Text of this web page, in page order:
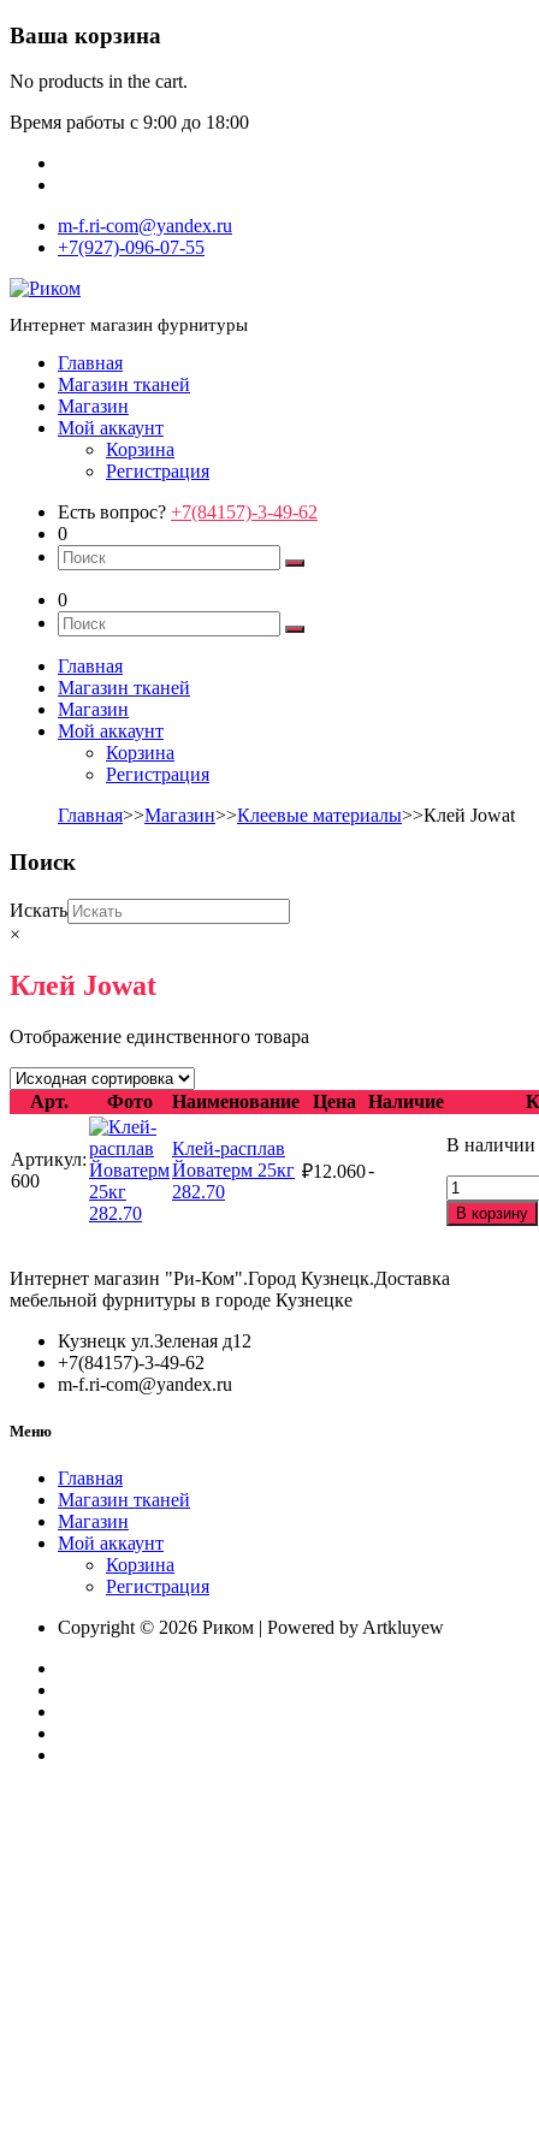
Ваша корзина
No products in the cart.
Время работы с 9:00 до 18:00
m-f.ri-com@yandex.ru
+7(927)-096-07-55
Интернет магазин фурнитуры
Главная
Магазин тканей
Магазин
Мой аккаунт
Корзина
Регистрация
Есть вопрос? +7(84157)-3-49-62
0
0
Главная
Магазин тканей
Магазин
Мой аккаунт
Корзина
Регистрация
Главная>>Магазин>>Клеевые материалы>>Клей Jowat
Поиск
Искать
×
Клей Jowat
Отображение единственного товара
Арт. Фото Наименование Цена Наличие
Артикул:
600
Клей-расплав
Йоватерм 25кг
282.70
₽12.060-
В наличии
товара
Клей-
Йоватерм
В корзину
Интернет магазин "Ри-Ком".Город Кузнецк.Доставка
мебельной фурнитуры в городе Кузнецке
Кузнецк ул.Зеленая д12
+7(84157)-3-49-62
m-f.ri-com@yandex.ru
Меню
Главная
Магазин тканей
Магазин
Мой аккаунт
Корзина
Регистрация
Copyright © 2026 Риком | Powered by Artkluyew